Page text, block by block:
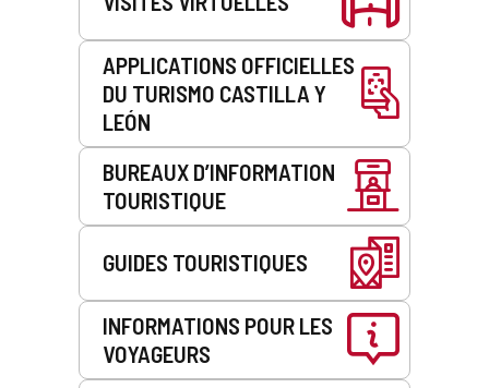
APPLICATIONS OFFICIELLES
DU TURISMO CASTILLA Y
LEÓN
BUREAUX D’INFORMATION
TOURISTIQUE
GUIDES TOURISTIQUES
INFORMATIONS POUR LES
VOYAGEURS